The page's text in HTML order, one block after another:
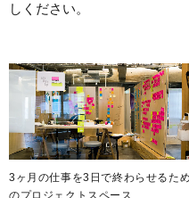
しください。
3ヶ月の仕事を3日で終わらせるため
のプロジェクトスペース